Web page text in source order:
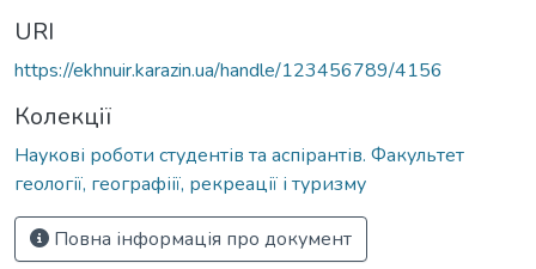
URI
https://ekhnuir.karazin.ua/handle/123456789/4156
Колекції
Наукові роботи студентів та аспірантів. Факультет
геології, географіії, рекреації і туризму
Повна інформація про документ